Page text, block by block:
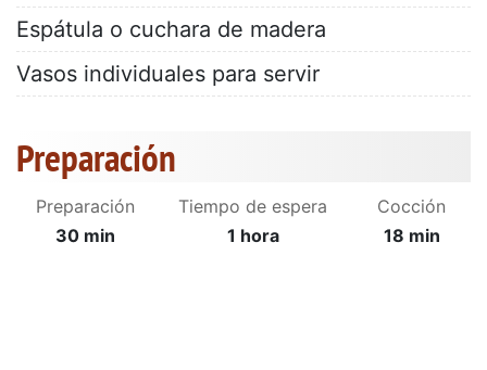
Espátula o cuchara de madera
Vasos individuales para servir
Preparación
Preparación
30 min
Tiempo de espera
1 hora
Cocción
18 min